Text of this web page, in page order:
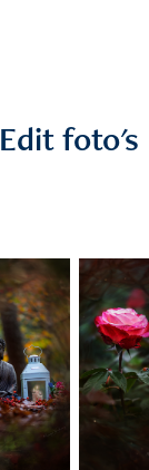
Edit